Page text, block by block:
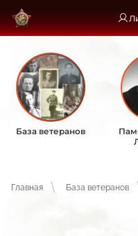
База ветеранов
Главная База ветеранов